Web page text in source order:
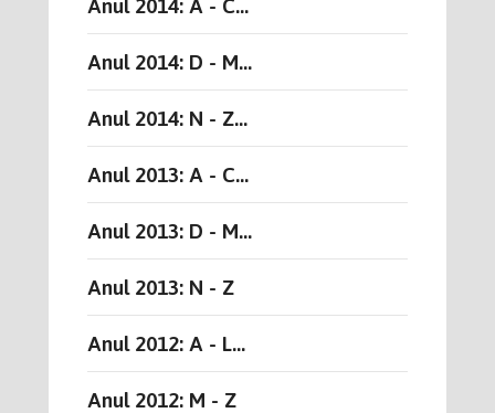
Anul 2014: A - C...
Anul 2014: D - M...
Anul 2014: N - Z...
Anul 2013: A - C...
Anul 2013: D - M...
Anul 2013: N - Z
Anul 2012: A - L...
Anul 2012: M - Z